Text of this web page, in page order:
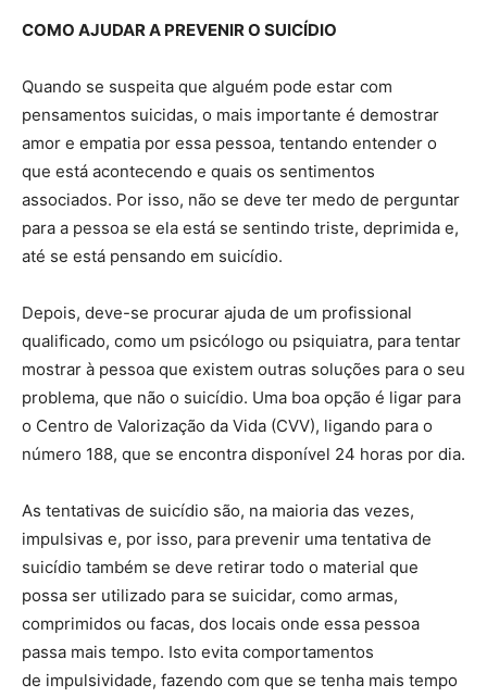
COMO AJUDAR A PREVENIR O SUICÍDIO
Quando se suspeita que alguém pode estar com
pensamentos suicidas, o mais importante é demostrar
amor e empatia por essa pessoa, tentando entender o
que está acontecendo e quais os sentimentos
associados. Por isso, não se deve ter medo de perguntar
para a pessoa se ela está se sentindo triste, deprimida e,
até se está pensando em suicídio.
Depois, deve-se procurar ajuda de um profissional
qualificado, como um psicólogo ou psiquiatra, para tentar
mostrar à pessoa que existem outras soluções para o seu
problema, que não o suicídio. Uma boa opção é ligar para
o Centro de Valorização da Vida (CVV), ligando para o
número 188, que se encontra disponível 24 horas por dia.
As tentativas de suicídio são, na maioria das vezes,
impulsivas e, por isso, para prevenir uma tentativa de
suicídio também se deve retirar todo o material que
possa ser utilizado para se suicidar, como armas,
comprimidos ou facas, dos locais onde essa pessoa
passa mais tempo. Isto evita comportamentos
de impulsividade, fazendo com que se tenha mais tempo